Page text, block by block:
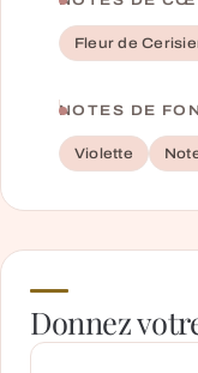
Fleur de
NOTES DE
Violette
Donnez